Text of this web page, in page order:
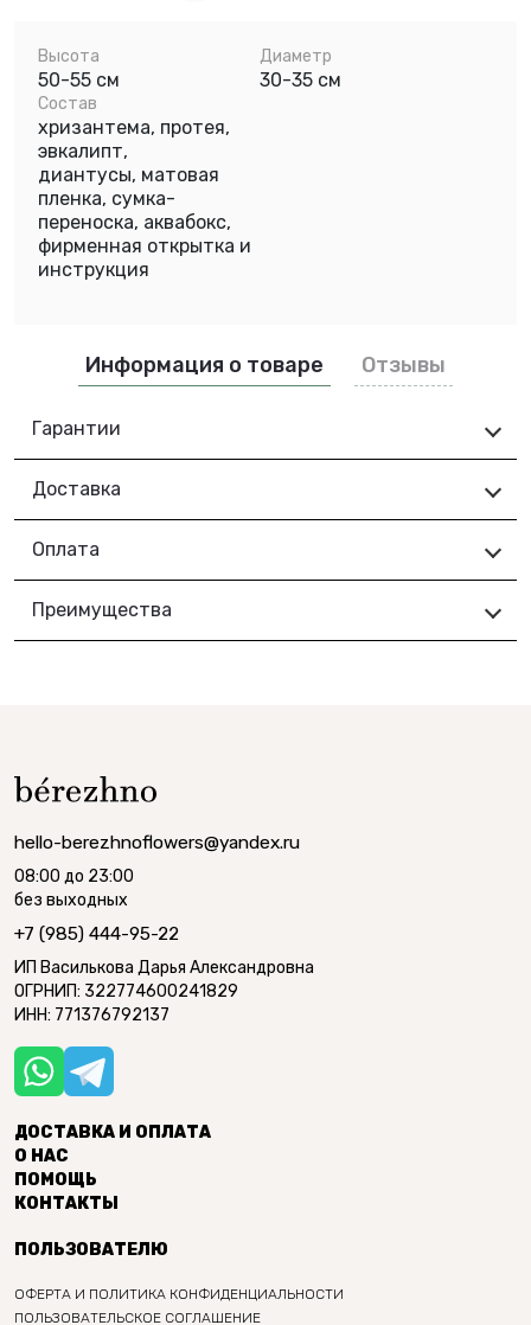
Высота
50-55 см
Диаметр
30-35 см
Состав
хризантема, протея,
эвкалипт,
диантусы, матовая
пленка, сумка-
переноска, аквабокс,
фирменная открытка и
инструкция
Информация о товаре Отзывы
Гарантии
Доставка
Оплата
Преимущества
hello-berezhnoflowers@yandex.ru
08:00 до 23:00
без выходных
+7 (985) 444-95-22
ИП Василькова Дарья Александровна
ОГРНИП: 322774600241829
ИНН: 771376792137
ДОСТАВКА И ОПЛАТА
О НАС
ПОМОЩЬ
КОНТАКТЫ
ПОЛЬЗОВАТЕЛЮ
ОФЕРТА И ПОЛИТИКА КОНФИДЕНЦИАЛЬНОСТИ
ПОЛЬЗОВАТЕЛЬСКОЕ СОГЛАШЕНИЕ